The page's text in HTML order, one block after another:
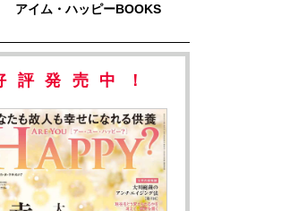
アイム・ハッピーBOOKS
評発売中！